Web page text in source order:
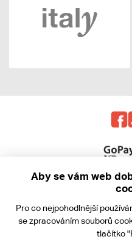
Ochrana
Aby se vám web
Pro co nejpohodlnější
se zpracováním souborů
tlačítko